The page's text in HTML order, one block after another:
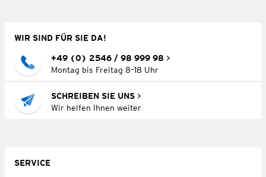
WIR SIND FÜR SIE DA!
+49 (0) 2546 / 98 999 98
Montag bis Freitag 8–18 Uhr
SCHREIBEN SIE UNS
Wir helfen Ihnen weiter
SERVICE